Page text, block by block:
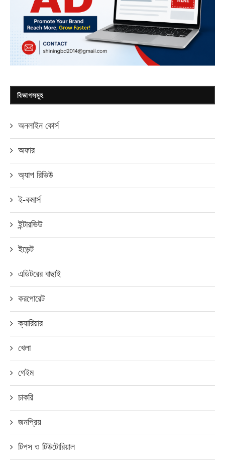
বিভাগসমূহ
অনলাইন কোর্স
অফার
অ্যাপ রিভিউ
ই-কমার্স
ইন্টারভিউ
ইভেন্ট
এডিটরের বাছাই
করপোরেট
ক্যারিয়ার
খেলা
গেইম
চাকরি
জনপ্রিয়
টিপস ও টিউটোরিয়াল